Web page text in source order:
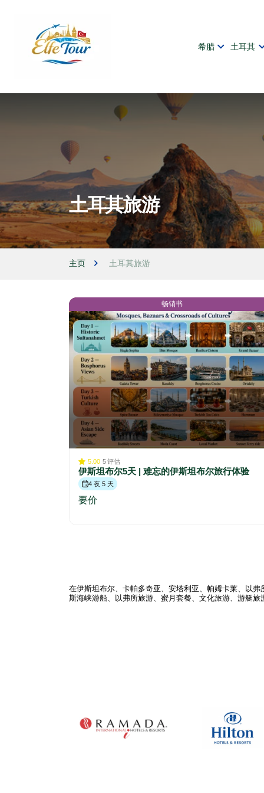
希腊 土耳其
土耳其旅游
主页 土耳其旅游
畅销书
5.00 5评估
伊斯坦布尔5天 | 难忘的伊斯坦布尔旅行体验
4 夜 5 天
要价
在伊斯坦布尔、卡帕多奇亚、安塔利亚、帕姆卡莱、以
斯海峡游船、以弗所旅游、蜜月套餐、文化旅游、游艇